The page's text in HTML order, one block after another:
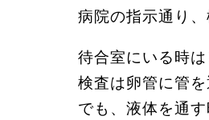
病院の指示通り
待合室にいる時は
検査は卵管に管
でも、液体を通